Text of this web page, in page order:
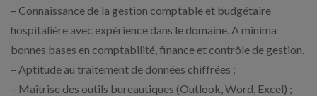
– Connaissance de la gestion comptable et budgétaire
hospitalière avec expérience dans le domaine. A minima
bonnes bases en comptabilité, finance et contrôle de gestion.
– Aptitude au traitement de données chiffrées ;
– Maîtrise des outils bureautiques (Outlook, Word, Excel) ;